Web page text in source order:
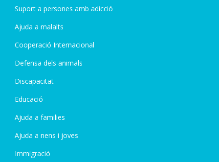
Suport a persones amb adicció
Ajuda a malalts
Cooperació Internacional
Defensa dels animals
Discapacitat
Educació
Ajuda a families
Ajuda a nens i joves
Immigració